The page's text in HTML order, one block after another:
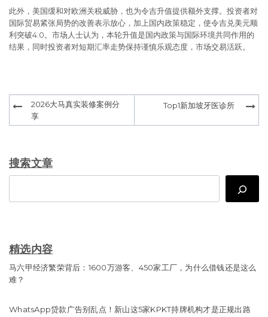
此外，美国缓和对欧洲关税威胁，也为令吉升值提供额外支撑。投资者对
国际贸易紧张局势的改善表示放心，加上国内政策稳定，使令吉兑美元顺
利突破4.0。市场人士认为，本轮升值是国内政策与国际环境共同作用的
结果，同时投资者对短期汇率走势保持谨慎乐观态度，市场交易活跃。
Post
navigation
2026大马真实装修案例分
享
Top1新加坡牙医诊所
搜索文章
精选内容
马六甲经济繁荣背后：1600万游客、450家工厂，为什么借钱还是这么
难？
WhatsApp贷款广告别乱点！新山这5家KPKT持牌机构才是正规出路